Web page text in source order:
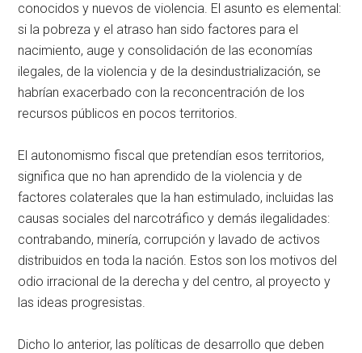
conocidos y nuevos de violencia. El asunto es elemental:
si la pobreza y el atraso han sido factores para el
nacimiento, auge y consolidación de las economías
ilegales, de la violencia y de la desindustrialización, se
habrían exacerbado con la reconcentración de los
recursos públicos en pocos territorios.
El autonomismo fiscal que pretendían esos territorios,
significa que no han aprendido de la violencia y de
factores colaterales que la han estimulado, incluidas las
causas sociales del narcotráfico y demás ilegalidades:
contrabando, minería, corrupción y lavado de activos
distribuidos en toda la nación. Estos son los motivos del
odio irracional de la derecha y del centro, al proyecto y
las ideas progresistas.
Dicho lo anterior, las políticas de desarrollo que deben